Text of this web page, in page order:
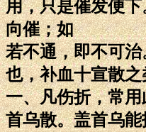
用，只是催发便
向催；如
若不通，即不可
也，补血十宣散之
一、凡伤折，常
首乌散。盖首乌